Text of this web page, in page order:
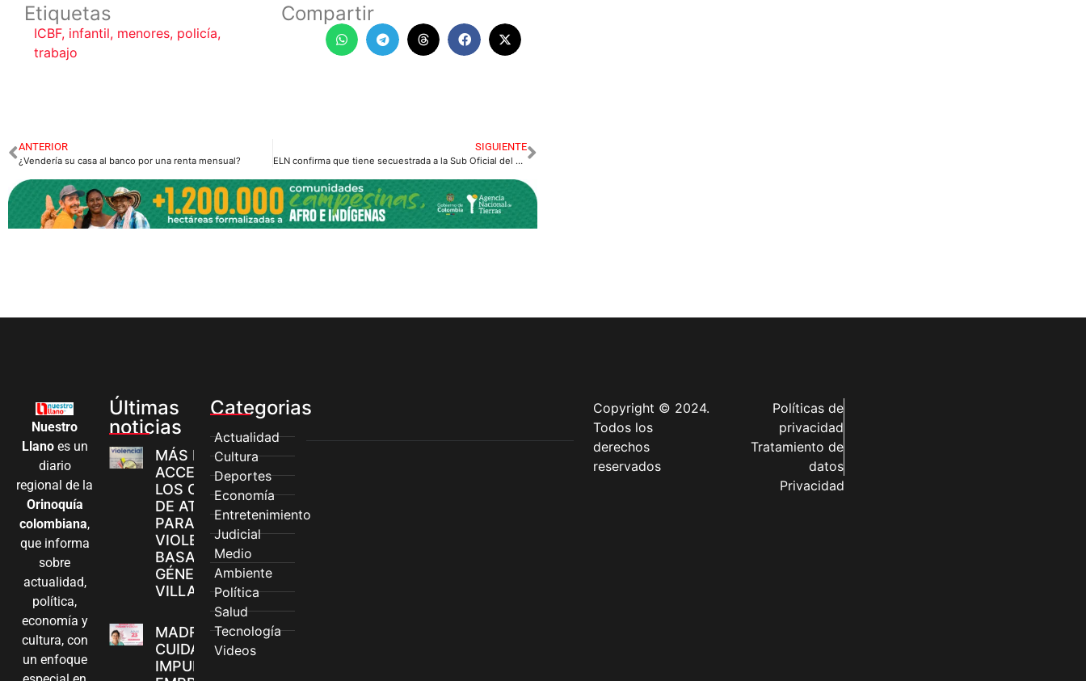
Etiquetas
ICBF, infantil, menores, policía,
trabajo
Compartir
ANTERIOR
¿Vendería su casa al banco por una renta mensual?
SIGUIENTE
ELN confirma que tiene secuestrada a la Sub Oficial del Ejército.
Nuestro
Llanoes un
diario
regional de la
Orinoquía
colombiana,
que informa
sobre
actualidad,
política,
economía y
cultura, con
un enfoque
Últimas
noticias
MÁS MUJERES
ACCEDEN A
LOS CANALES
DE ATENCIÓN
PARA
VIOLENCIAS
BASADAS EN
GÉNERO EN
VILLAVICENCIO
MADRES
CUIDADORAS
IMPULSAN SUS
Categorias
Actualidad
Cultura
Deportes
Economía
Entretenimiento
Judicial
Medio
Ambiente
Política
Salud
Tecnología
Videos
Copyright © 2024.
Todos los
derechos
reservados
Políticas de
privacidad
Tratamiento de
datos
Privacidad